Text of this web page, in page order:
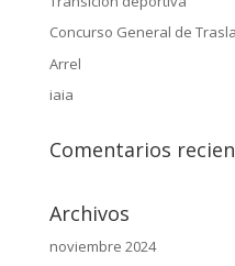
Concurso General de
Arrel
iaia
Comentarios
Archivos
noviembre 2024